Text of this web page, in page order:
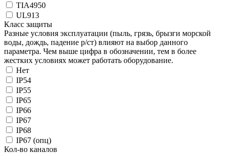
TIA4950
UL913
Класс защиты
Разные условия эксплуатации (пыль, грязь, брызги морской
воды, дождь, падение р/ст) влияют на выбор данного
параметра. Чем выше цифра в обозначении, тем в более
жестких условиях может работать оборудование.
Нет
IP54
IP55
IP65
IP66
IP67
IP68
IP67 (опц)
Кол-во каналов